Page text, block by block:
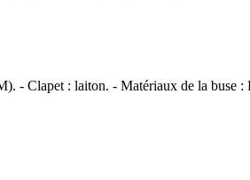
Clapet : laiton. - Matériaux de la buse :